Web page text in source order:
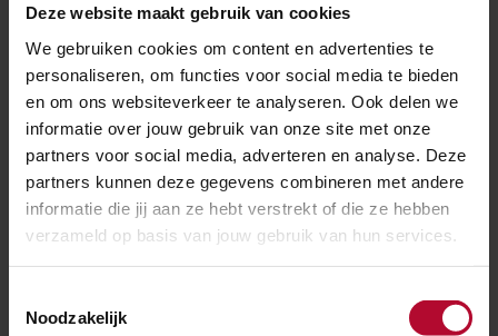
Deze website maakt gebruik van cookies
We gebruiken cookies om content en advertenties te
personaliseren, om functies voor social media te bieden
en om ons websiteverkeer te analyseren. Ook delen we
informatie over jouw gebruik van onze site met onze
partners voor social media, adverteren en analyse. Deze
partners kunnen deze gegevens combineren met andere
informatie die jij aan ze hebt verstrekt of die ze hebben
verzameld op basis van jouw gebruik van hun services.
Noodzakelijk
Brochure eenduidige routegeleiding op
stations (PDF)
Brochure eenduidige routegeleiding op
stations zonder afbeeldingen (PDF)
Handleiding voelbare stationsplattegrond